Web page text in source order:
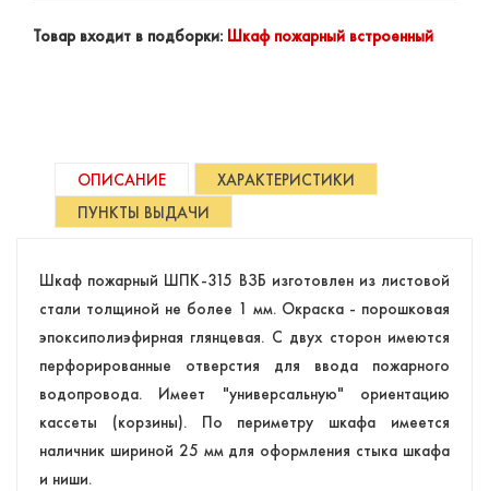
Товар входит в подборки: Шкаф пожарный встроенный
ОПИСАНИЕ
ХАРАКТЕРИСТИКИ
ПУНКТЫ ВЫДАЧИ
Шкаф пожарный ШПК-315 ВЗБ изготовлен из листовой
стали толщиной не более 1 мм. Окраска - порошковая
эпоксиполиэфирная глянцевая. С двух сторон имеются
перфорированные отверстия для ввода пожарного
водопровода. Имеет "универсальную" ориентацию
кассеты (корзины). По периметру шкафа имеется
наличник шириной 25 мм для оформления стыка шкафа
и ниши.